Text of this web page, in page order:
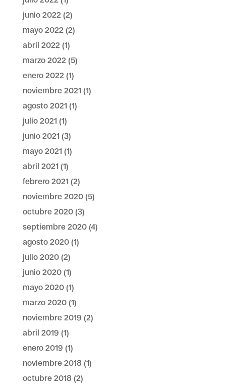
junio 2022(2)
mayo 2022(2)
abril 2022(1)
marzo 2022(5)
enero 2022(1)
noviembre 2021 (1)
agosto 2021 (1)
julio 2021 (1)
junio 2021 (3)
mayo 2021 (1)
abril 2021 (1)
febrero 2021 (2)
noviembre 2020(5)
octubre 2020(3)
septiembre 2020(4)
agosto 2020(1)
julio 2020(2)
junio 2020(1)
mayo 2020(1)
marzo 2020(1)
noviembre 2019 (2)
abril 2019 (1)
enero 2019 (1)
noviembre 2018(1)
octubre 2018(2)